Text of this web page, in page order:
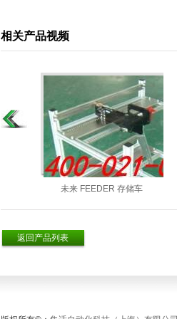
相关产品视频
未来 FEEDER 存储车
返回产品列表